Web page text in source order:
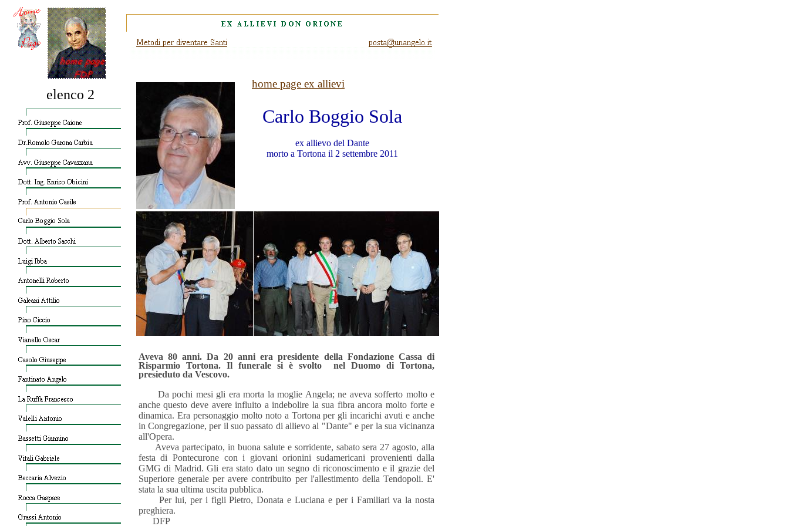
home page ex allievi
elenco 2
Carlo Boggio Sola
ex allievo del Dante
morto a Tortona il 2 settembre 2011
Aveva 80 anni. Da 20 anni era presidente della Fondazione Cassa di
Risparmio Tortona. Il funerale si è svolto nel Duomo di Tortona,
presieduto da Vescovo.
Da pochi mesi gli era morta la moglie Angela; ne aveva sofferto molto e
anche questo deve avere influito a indebolire la sua fibra ancora molto forte e
dinamica. Era personaggio molto noto a Tortona per gli incarichi avuti e anche
in Congregazione, per il suo passato di allievo al "Dante" e per la sua vicinanza
all'Opera.
Aveva partecipato, in buona salute e sorridente, sabato sera 27 agosto, alla
festa di Pontecurone con i giovani orionini sudamericani provenienti dalla
GMG di Madrid. Gli era stato dato un segno di riconoscimento e il grazie del
Superiore generale per avere contribuito per l'allestimento della Tendopoli. E'
stata la sua ultima uscita pubblica.
Per lui, per i figli Pietro, Donata e Luciana e per i Familiari va la nosta
preghiera.
DFP